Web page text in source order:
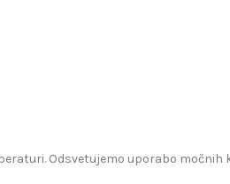
Odsvetujemo uporabo močnih